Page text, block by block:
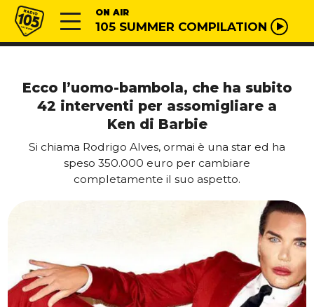
Vai al contenuto
Radio 105 ON AIR
105 SUMMER COMPILATION
Ecco l’uomo-bambola, che ha subito
42 interventi per assomigliare a
Ken di Barbie
Si chiama Rodrigo Alves, ormai è una star ed ha
speso 350.000 euro per cambiare
completamente il suo aspetto.